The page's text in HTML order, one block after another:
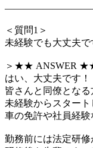
＜質問1＞
未経験でも大丈夫で
＞★★ ANSWER
はい、大丈夫です！
皆さんと同僚となる
未経験からスタート
車の免許や社員経験
勤務前には法定研修